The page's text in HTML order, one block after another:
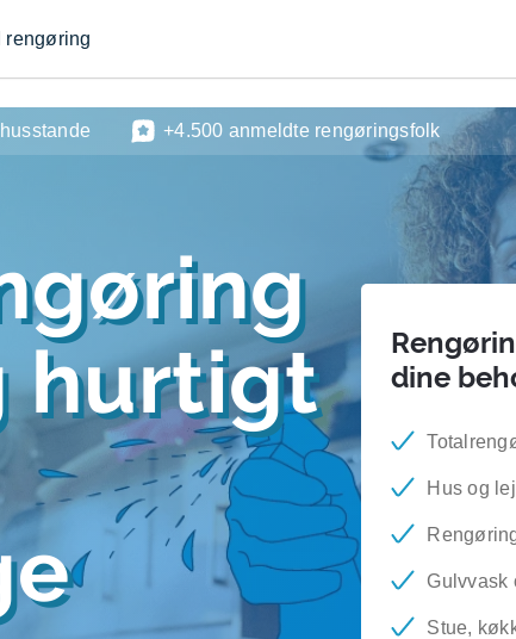
rengøring
hurtigt
dine
Hus og
Gulvvask
Stue,
+4.500 anmeldte rengøringsfolk